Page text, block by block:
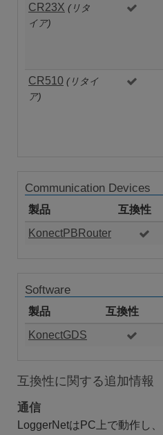
CR23X (リタ
イア)
CR510 (リタイ
ア)
Communication Devices
製品 互換性
KonectPBRouter
Software
製品 互換性
KonectGDS
互換性に関する追加情報
通信
LoggerNetはPC上で動作し